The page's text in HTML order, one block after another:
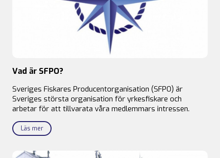
Vad är SFPO?
Sveriges Fiskares Producentorganisation (SFPO) är
Sveriges största organisation för yrkesfiskare och
arbetar för att tillvarata våra medlemmars intressen.
Läs mer